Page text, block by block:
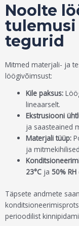
Noolte
tulemusi
tegurid
Mitmed materjali- ja
löögivõimsust:
Kile paksus:
lineaarselt.
Ekstrusiooni
ja saasteained
Materjali tüüp:
ja
23°C ja50% RH
Täpsete andmete
perioodilist